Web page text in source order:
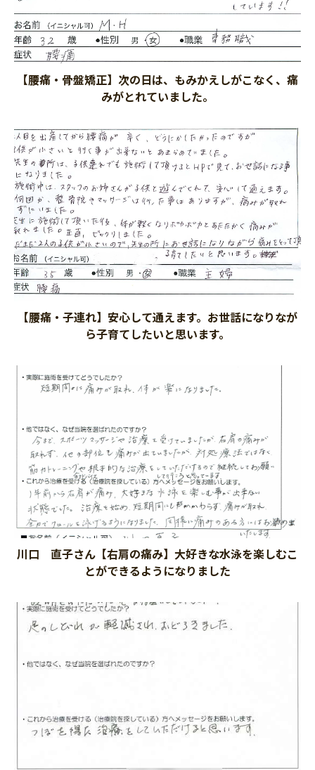
【腰痛・骨盤矯正】次の日は、もみかえしがこなく、痛
みがとれていました。
【腰痛・子連れ】安心して通えます。お世話になりなが
ら子育てしたいと思います。
川口 直子さん【右肩の痛み】大好きな水泳を楽しむこ
とができるようになりました